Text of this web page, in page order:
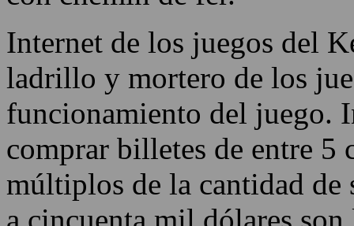
cambio en la red era un
con chemin de fer.
Internet de los juegos del
ladrillo y mortero de los
funcionamiento del juego.